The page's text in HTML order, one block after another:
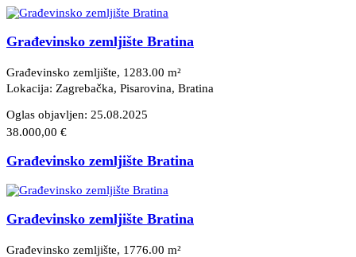
Građevinsko zemljište Bratina
Građevinsko zemljište, 1283.00 m²
Lokacija: Zagrebačka, Pisarovina, Bratina
Oglas objavljen: 25.08.2025
38.000,00 €
Građevinsko zemljište Bratina
Građevinsko zemljište Bratina
Građevinsko zemljište, 1776.00 m²